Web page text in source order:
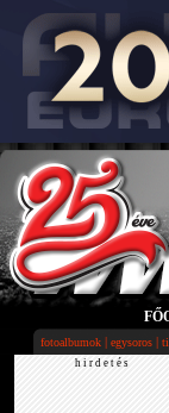
fotoalbumok | egysoros |
h i r d e t é s